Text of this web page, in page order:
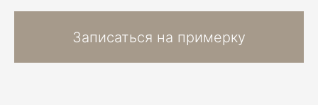
Записаться на примерку